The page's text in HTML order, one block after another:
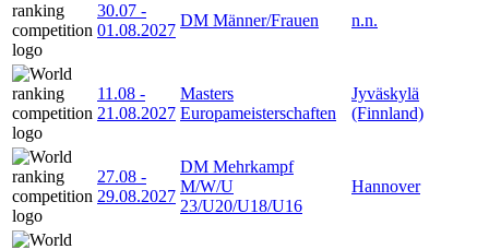
30.07 -
01.08.2027
DM Männer/Frauen n.n.
11.08 -
21.08.2027
Masters
Europameisterschaften
Jyväskylä
(Finnland)
27.08 -
29.08.2027
DM Mehrkampf
M/W/U
23/U20/U18/U16
Hannover